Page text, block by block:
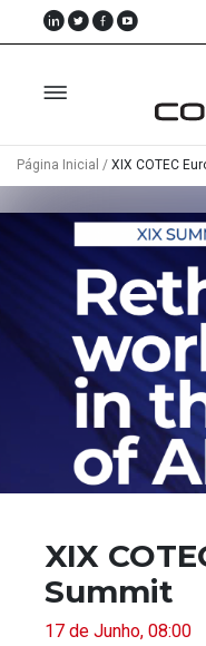
Sobre
Nós
Associados
Recursos
Notícias
Eventos
Projectos
Página Inicial / XIX COTEC
XIX
Summit
17 de Junho, 08:00